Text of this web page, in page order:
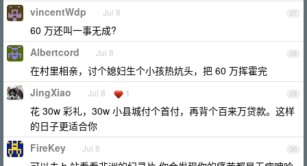
27
vincentWdp Jul 8
60 万还叫一事无成?
28
Albertcord Jul 8
在村里相亲，讨个媳妇生个小孩热炕头，把 60 万挥霍完
29
JingXiao Jul 8 1
花 30w 彩礼，30w 小县城付个首付，再背个百来万贷款。这样
的日子更适合你
30
FireKey Jul 8